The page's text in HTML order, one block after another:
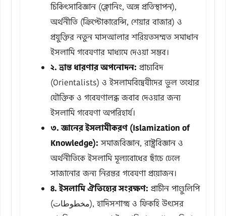
চিকিৎসাবিজ্ঞান (ক্লোনিং, অঙ্গ প্রতিস্থাপন),
অর্থনীতি (ক্রিপ্টোকারেন্সি, শেয়ার বাজার) ও
প্রযুক্তির নতুন মাসআলার শরিয়তসম্মত সমাধান
ইসলামি গবেষণার মাধ্যমে দেওয়া সম্ভব।
২. ভ্রান্ত ধারণার অপনোদন: প্রাচ্যবিদ
(Orientalists) ও ইসলামবিদ্বেষীদের ভুল তথ্যের
যৌক্তিক ও গবেষণালব্ধ জবাব দেওয়ার জন্য
ইসলামি গবেষণা অপরিহার্য।
৩. জ্ঞানের ইসলামীকরণ (Islamization of
Knowledge): সমাজবিজ্ঞান, রাষ্ট্রবিজ্ঞান ও
অর্থনীতিকে ইসলামি মূল্যবোধের ছাঁচে ঢেলে
সাজানোর জন্য নিরন্তর গবেষণা প্রয়োজন।
৪. ইসলামি ঐতিহ্যের সংরক্ষণ: প্রাচীন পাণ্ডুলিপি
(مخطوطات), হাদিসশাস্ত্র ও ফিকহি উৎসের